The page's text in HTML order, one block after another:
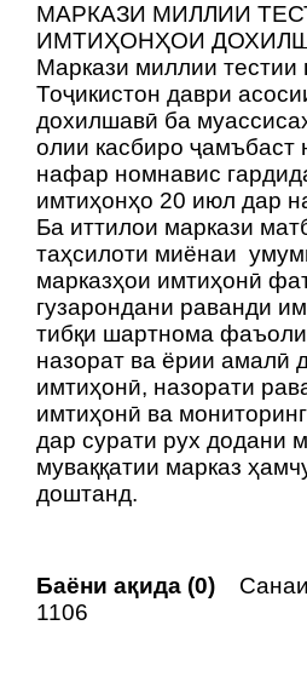
МАРКАЗИ МИЛЛИИ
ИМТИҲОНҲОИ
Маркази миллии
Тоҷикистон даври
дохилшавӣ ба
олии касбиро ҷамъбаст
нафар номнавис
имтиҳонҳо 20 июл дар
Ба иттилои маркази
таҳсилоти миёнаи
марказҳои имтиҳонӣ
гузарондани раванди
тибқи шартнома
назорат ва ёрии амалӣ
имтиҳонӣ, назорати
имтиҳонӣ ва
дар сурати рух додани
муваққатии марказ
доштанд.
Баёни ақида (0)
1106